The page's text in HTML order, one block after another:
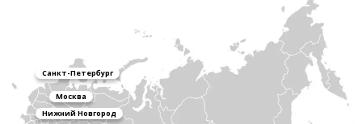
Санкт-Петербург
Москва
Нижний Новгород